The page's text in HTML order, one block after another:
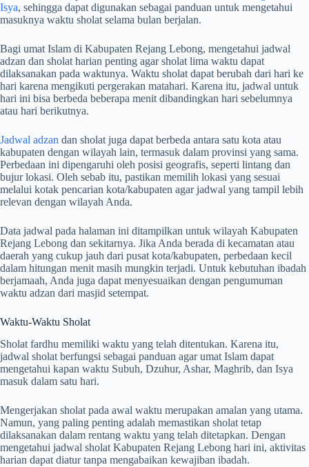
Isya, sehingga dapat digunakan sebagai panduan untuk mengetahui
masuknya waktu sholat selama bulan berjalan.
Bagi umat Islam di Kabupaten Rejang Lebong, mengetahui jadwal
adzan dan sholat harian penting agar sholat lima waktu dapat
dilaksanakan pada waktunya. Waktu sholat dapat berubah dari hari ke
hari karena mengikuti pergerakan matahari. Karena itu, jadwal untuk
hari ini bisa berbeda beberapa menit dibandingkan hari sebelumnya
atau hari berikutnya.
Jadwal adzan dan sholat juga dapat berbeda antara satu kota atau
kabupaten dengan wilayah lain, termasuk dalam provinsi yang sama.
Perbedaan ini dipengaruhi oleh posisi geografis, seperti lintang dan
bujur lokasi. Oleh sebab itu, pastikan memilih lokasi yang sesuai
melalui kotak pencarian kota/kabupaten agar jadwal yang tampil lebih
relevan dengan wilayah Anda.
Data jadwal pada halaman ini ditampilkan untuk wilayah Kabupaten
Rejang Lebong dan sekitarnya. Jika Anda berada di kecamatan atau
daerah yang cukup jauh dari pusat kota/kabupaten, perbedaan kecil
dalam hitungan menit masih mungkin terjadi. Untuk kebutuhan ibadah
berjamaah, Anda juga dapat menyesuaikan dengan pengumuman
waktu adzan dari masjid setempat.
Waktu-Waktu Sholat
Sholat fardhu memiliki waktu yang telah ditentukan. Karena itu,
jadwal sholat berfungsi sebagai panduan agar umat Islam dapat
mengetahui kapan waktu Subuh, Dzuhur, Ashar, Maghrib, dan Isya
masuk dalam satu hari.
Mengerjakan sholat pada awal waktu merupakan amalan yang utama.
Namun, yang paling penting adalah memastikan sholat tetap
dilaksanakan dalam rentang waktu yang telah ditetapkan. Dengan
mengetahui jadwal sholat Kabupaten Rejang Lebong hari ini, aktivitas
harian dapat diatur tanpa mengabaikan kewajiban ibadah.